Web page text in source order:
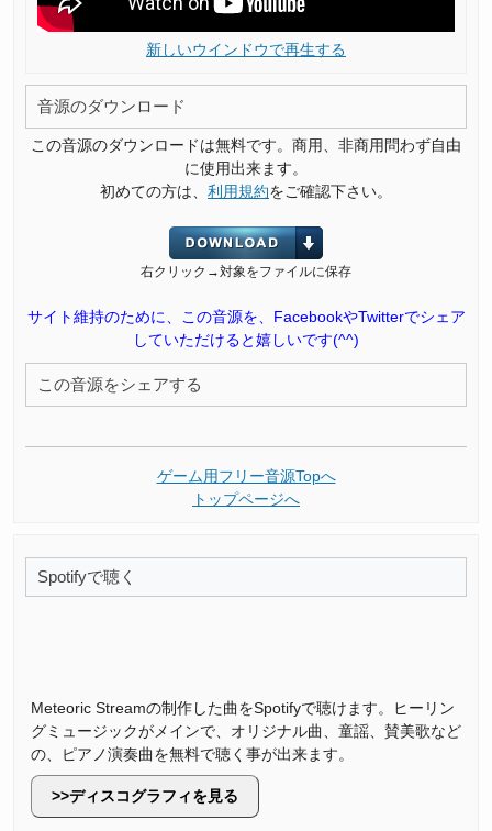
新しいウインドウで再生する
音源のダウンロード
この音源のダウンロードは無料です。商用、非商用問わず自由
に使用出来ます。
初めての方は、 利用規約をご確認下さい。
右クリック→対象をファイルに保存
サイト維持のために、この音源を、FacebookやTwitterでシェア
していただけると嬉しいです(^^)
この音源をシェアする
ゲーム用フリー音源Topへ
トップページへ
Spotifyで聴く
Meteoric Streamの制作した曲をSpotifyで聴けます。ヒーリン
グミュージックがメインで、オリジナル曲、童謡、賛美歌など
の、ピアノ演奏曲を無料で聴く事が出来ます。
ディスコグラフィを見る